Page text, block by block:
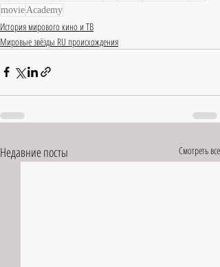
movie Academy
История мирового кино и ТВ
Мировые звёзды RU происхождения
Недавние посты Смотреть все